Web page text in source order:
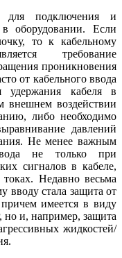
для подключения и
в оборудовании. Если
то к кабельному
требование
проникновения
от кабельного ввода
удержания кабеля в
внешнем воздействии
либо необходимо
давлений
Не менее важным
не только при
сигналов в кабеле,
Недавно весьма
вводу стала защита от
имеется в виду
но и, например, защита
жидкостей/